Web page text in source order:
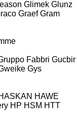
Glimek Glunz
Graef Gram
Fabbri Gucbir
Gys
HAWE
HP HSM HTT